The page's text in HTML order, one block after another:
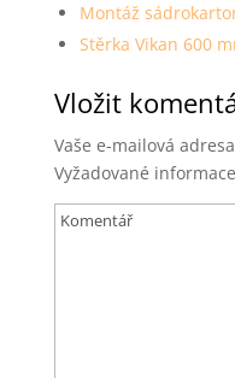
Montáž
Stěrka Vikan 600
Vložit
Vaše e-mailová
Vyžadované